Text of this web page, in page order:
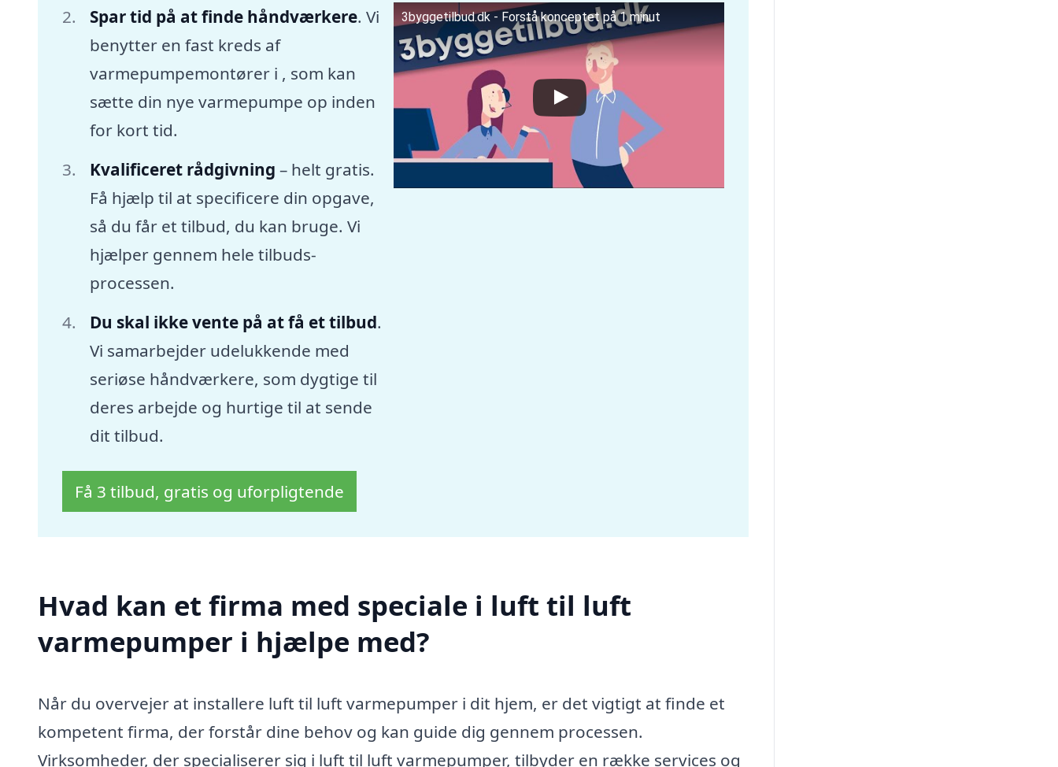
Spar tid på at finde håndværkere. Vi
benytter en fast kreds af
varmepumpemontører i , som kan
sætte din nye varmepumpe op inden
for kort tid.
Kvalificeret rådgivning – helt gratis.
Få hjælp til at specificere din opgave,
så du får et tilbud, du kan bruge. Vi
hjælper gennem hele tilbuds-
processen.
Du skal ikke vente på at få et tilbud.
Vi samarbejder udelukkende med
seriøse håndværkere, som dygtige til
deres arbejde og hurtige til at sende
dit tilbud.
3byggetilbud.dk - Forstå konceptet på 1 minut
Få 3 tilbud, gratis og uforpligtende
Hvad kan et firma med speciale i luft til luft
varmepumper i hjælpe med?
Når du overvejer at installere luft til luft varmepumper i dit hjem, er det vigtigt at finde et
kompetent firma, der forstår dine behov og kan guide dig gennem processen.
Virksomheder, der specialiserer sig i luft til luft varmepumper, tilbyder en række services og